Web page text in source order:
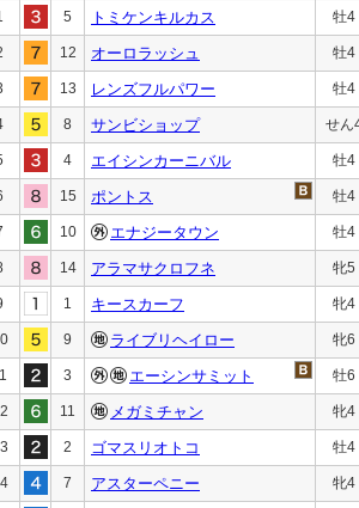
5 トミケンキルカス 牡4
12 オーロラッシュ 牡4
13 レンズフルパワー 牡4
8 サンビショップ せん
4 エイシンカーニバル 牡4
15 ポントス 牡4
10 エナジータウン 牡4
14 アラマサクロフネ 牝5
1 キースカーフ 牝4
9 ライブリヘイロー 牝6
3 エーシンサミット 牡6
11 メガミチャン 牝4
2 ゴマスリオトコ 牡4
7 アスターペニー 牝4